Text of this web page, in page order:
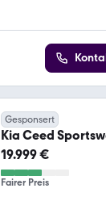
Gesponsert
Kia Ceed
Hybrid Spirit
19.999 €
Fairer Preis